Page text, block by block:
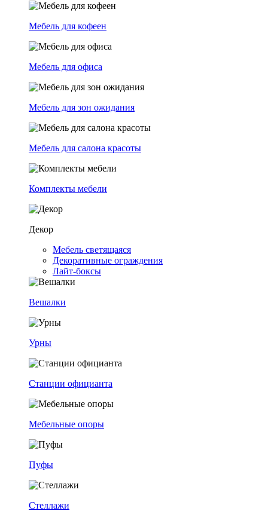
Мебель для кофеен
Мебель для офиса
Мебель для зон ожидания
Мебель для салона красоты
Комплекты мебели
Декор
Мебель светящаяся
Декоративные ограждения
Лайт-боксы
Вешалки
Урны
Станции официанта
Мебельные опоры
Пуфы
Стеллажи